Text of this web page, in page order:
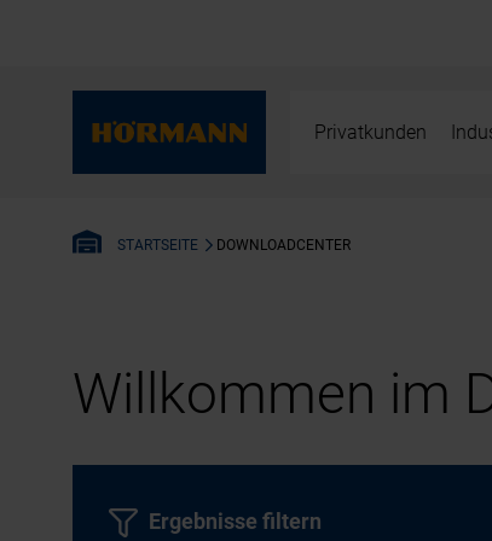
Privatkunden
STARTSEITE DOWNLOADCENTER
Willkommen im
Ergebnisse filtern